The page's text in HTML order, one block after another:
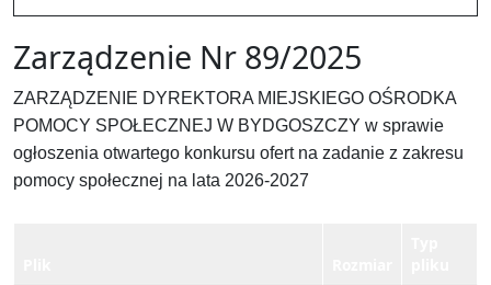
Zarządzenie Nr 89/2025
ZARZĄDZENIE DYREKTORA MIEJSKIEGO OŚRODKA
POMOCY SPOŁECZNEJ W BYDGOSZCZY w sprawie
ogłoszenia otwartego konkursu ofert na zadanie z zakresu
pomocy społecznej na lata 2026-2027